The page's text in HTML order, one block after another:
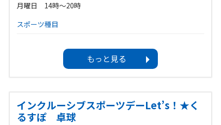
月曜日 14時～20時
スポーツ種目
イベントカテゴリ
介護者・家族
その他
ボランティア募集
もっと見る
インクルーシブスポーツデーLet’s！★く
るすぽ 卓球